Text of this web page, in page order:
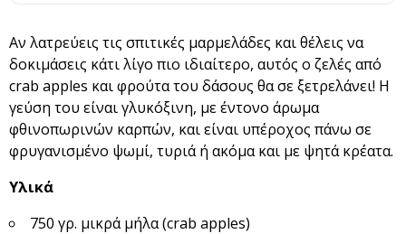
Αν λατρεύεις τις σπιτικές μαρμελάδες και θέλεις να
δοκιμάσεις κάτι λίγο πιο ιδιαίτερο, αυτός ο ζελές από
crab apples και φρούτα του δάσους θα σε ξετρελάνει! Η
γεύση του είναι γλυκόξινη, με έντονο άρωμα
φθινοπωρινών καρπών, και είναι υπέροχος πάνω σε
φρυγανισμένο ψωμί, τυριά ή ακόμα και με ψητά κρέατα.
Υλικά
750 γρ. μικρά μήλα (crab apples)